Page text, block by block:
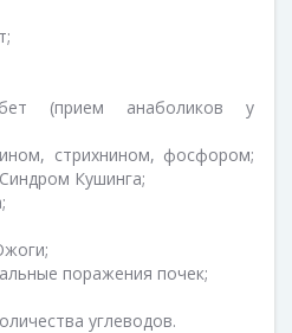
(прием анаболиков у
стрихнином, фосфором;
Кушинга;
поражения почек;
углеводов.